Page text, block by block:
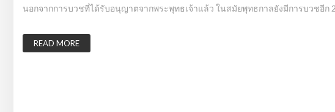
นอกจากการบวชที่ได้รับอนุญาตจากพระพุทธเจ้าแล้ว ในสมัยพุทธกาลยังมีการบวชอี
READ MORE